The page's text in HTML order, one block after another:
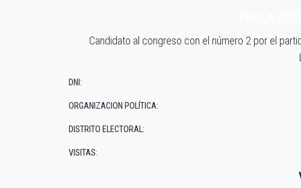
Candidato al congreso con el número 2 por el
DNI:
ORGANIZACION POLÍTICA:
DISTRITO ELECTORAL:
VISITAS: